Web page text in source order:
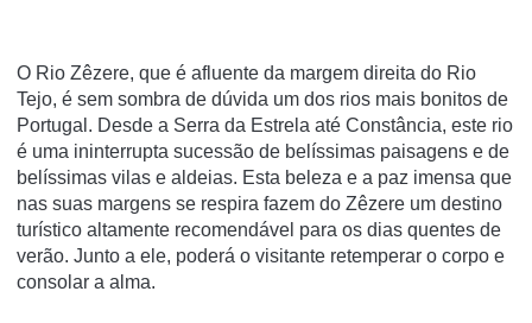
O Rio Zêzere, que é afluente da margem direita do Rio
Tejo, é sem sombra de dúvida um dos rios mais bonitos de
Portugal. Desde a Serra da Estrela até Constância, este rio
é uma ininterrupta sucessão de belíssimas paisagens e de
belíssimas vilas e aldeias. Esta beleza e a paz imensa que
nas suas margens se respira fazem do Zêzere um destino
turístico altamente recomendável para os dias quentes de
verão. Junto a ele, poderá o visitante retemperar o corpo e
consolar a alma.